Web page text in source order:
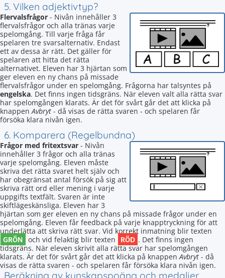
5. Vilken adjektivtyp?
Flervalsfrågor - Nivån innehåller 3
flervalsfrågor och alla tränas varje
spelomgång. Till varje fråga får
spelaren tre svarsalternativ. Endast
ett av dessa är rätt. Det gäller för
spelaren att hitta det rätta
alternativet. Eleven har 3 hjärtan som
ger eleven en ny chans på missade
flervalsfrågor under en spelomgång. Frågorna har talsyntes på
engelska. Det finns ingen tidsgräns. När eleven valt alla rätta svar
har spelomgången klarats. Är det för svårt går det att klicka på
knappenAvbryt - då visas de rätta svaren - och spelaren får
försöka klara nivån igen.
6. Komparera (Regelbundna)
Frågor med fritextsvar - Nivån
innehåller 3 frågor och alla tränas
varje spelomgång. Eleven måste
skriva det rätta svaret helt själv och
har obegränsat antal försök på sig att
skriva rätt ord eller mening i varje
uppgifts textfält. Svaren är inte
skiftlägeskänsliga. Eleven har 3
hjärtan som ger eleven en ny chans på missade frågor under en
spelomgång. Eleven får feedback på varje knapptryckning för att
underlätta att skriva rätt svar. Vid korrekt inmatning blir texten
GRÖN och vid felaktig blir texten RÖD . Det finns ingen
tidsgräns. När eleven skrivit alla rätta svar har spelomgången
klarats. Är det för svårt går det att klicka på knappenAvbryt - då
visas de rätta svaren - och spelaren får försöka klara nivån igen.
Beräkning av kunskapspoäng och medaljer